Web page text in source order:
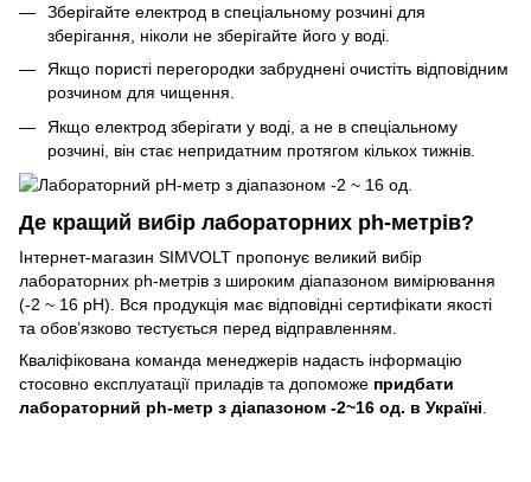
Зберігайте електрод в спеціальному розчині для
зберігання, ніколи не зберігайте його у воді.
Якщо пористі перегородки забруднені очистіть відповідним
розчином для чищення.
Якщо електрод зберігати у воді, а не в спеціальному
розчині, він стає непридатним протягом кількох тижнів.
Де кращий вибір лабораторних ph-метрів?
Інтернет-магазин SIMVOLT пропонує великий вибір
лабораторних ph-метрів з широким діапазоном вимірювання
(-2 ~ 16 рН). Вся продукція має відповідні сертифікати якості
та обов’язково тестується перед відправленням.
Кваліфікована команда менеджерів надасть інформацію
стосовно експлуатації приладів та допоможе придбати
лабораторний ph-метр з діапазоном -2~16 од. в Україні